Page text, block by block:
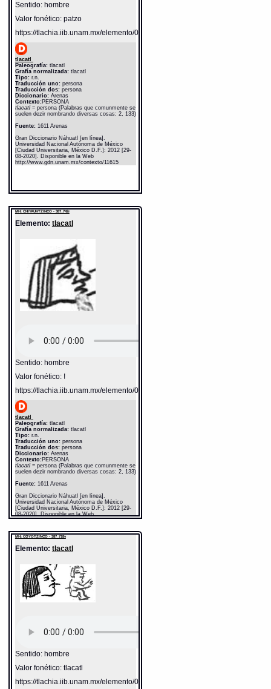
Sentido: hombre
Valor fonético: patzo
https://tlachia.iib.unam.mx/elemento/01.01.01
tlacatl
Paleografía:tlacatl
Grafía normalizada:tlacatl
Tipo:r.n.
Traducción uno:persona
Traducción dos:persona
Diccionario: Arenas
Contexto:PERSONA
tlacatl = persona (Palabras que comunmente se
suelen dezir nombrando diversas cosas: 2, 133)
Fuente:1611 Arenas
Gran Diccionario Náhuatl [en línea].
Universidad Nacional Autónoma de México
[Ciudad Universitaria, México D.F.]: 2012 [29-
08-2020]. Disponible en la Web
http://www.gdn.unam.mx/contexto/11615
MH: CHIYAUHTZINCO - 387_742r
Elemento: tlacatl
Sentido: hombre
Valor fonético: !
https://tlachia.iib.unam.mx/elemento/01.01.01
tlacatl
Paleografía:tlacatl
Grafía normalizada:tlacatl
Tipo:r.n.
Traducción uno:persona
Traducción dos:persona
Diccionario: Arenas
Contexto:PERSONA
tlacatl = persona (Palabras que comunmente se
suelen dezir nombrando diversas cosas: 2, 133)
Fuente:1611 Arenas
Gran Diccionario Náhuatl [en línea].
Universidad Nacional Autónoma de México
[Ciudad Universitaria, México D.F.]: 2012 [29-
08-2020]. Disponible en la Web
http://www.gdn.unam.mx/contexto/11615
MH: COYOTZINCO - 387_718v
Elemento: tlacatl
Sentido: hombre
Valor fonético: tlacatl
https://tlachia.iib.unam.mx/elemento/01.01.01